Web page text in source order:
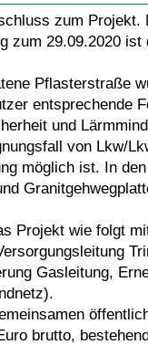
zum Projekt.
zum 29.09.2020 ist
Pflasterstraße
entsprechende
und
von Lkw/
möglich ist. In
Projekt wie folgt
Gasleitung,
brutto,